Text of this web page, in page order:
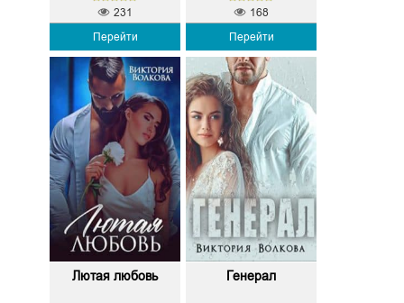
Перейти
231
Перейти
168
Лютая любовь Генерал